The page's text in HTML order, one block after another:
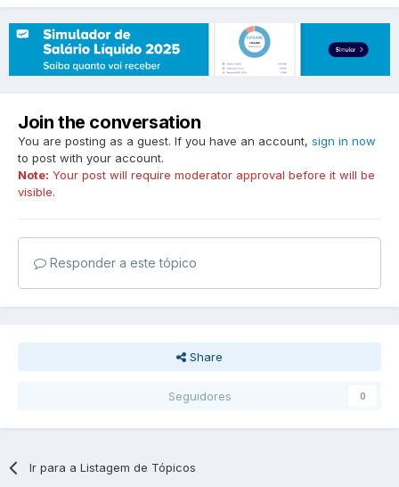
Join the conversation
You are posting as a guest. If you have an account, sign in now
to post with your account.
Note: Your post will require moderator approval before it will be
visible.
Responder a este tópico
Share
Seguidores 0
Ir para a Listagem de Tópicos